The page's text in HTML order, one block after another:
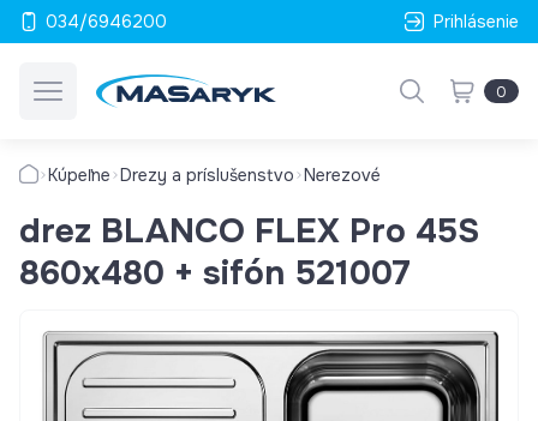
034/6946200 Prihlásenie
0
Kúpeľne Drezy a príslušenstvo Nerezové
drez BLANCO FLEX Pro 45S
860x480 + sifón 521007